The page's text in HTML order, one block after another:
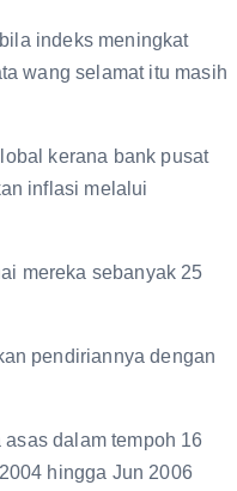
indeks meningkat
wang selamat itu masih
kerana bank pusat
inflasi melalui
mereka sebanyak 25
pendiriannya dengan
dalam tempoh 16
hingga Jun 2006